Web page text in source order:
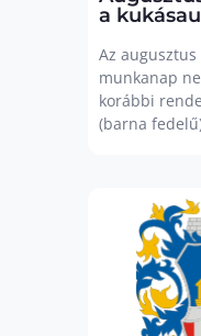
a
Az
munkanap
korábbi
(barna